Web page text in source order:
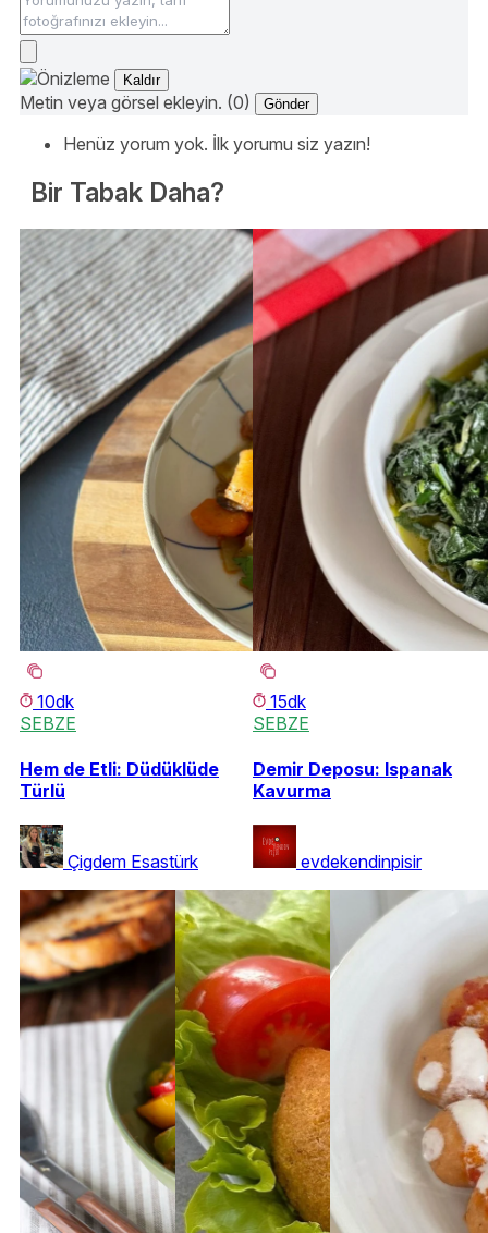
Kaldır
Metin veya görsel ekleyin. (0) Gönder
Henüz yorum yok. İlk yorumu siz yazın!
Bir Tabak Daha?
10dk
SEBZE
Hem de Etli: Düdüklüde
Türlü
Çigdem Esastürk
15dk
SEBZE
Demir Deposu: Ispanak
Kavurma
evdekendinpisir